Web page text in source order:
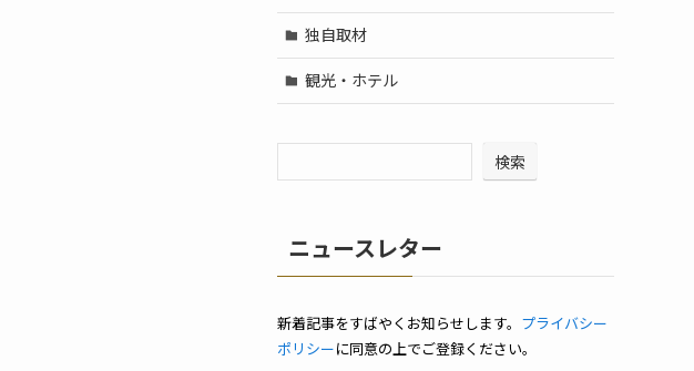
独自取材
観光・ホテル
検索
ニュースレター
新着記事をすばやくお知らせします。 プライバシー
ポリシーに同意の上でご登録ください。